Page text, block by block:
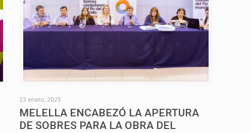
23 enero, 2025
MELELLA ENCABEZÓ LA APERTURA
DE SOBRES PARA LA OBRA DEL